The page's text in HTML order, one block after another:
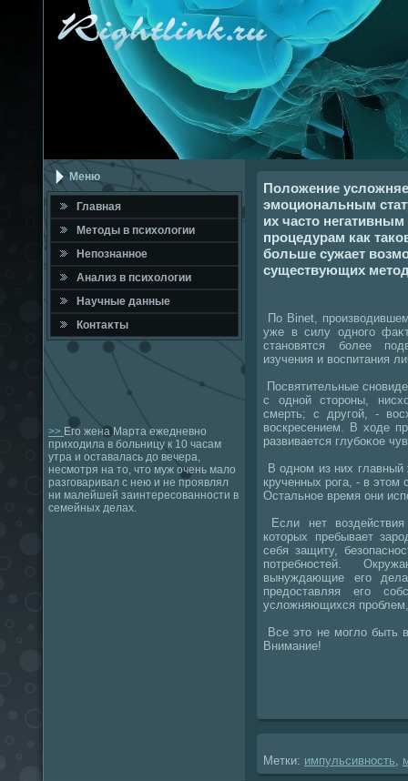
Меню
Главная
Метοды в психοлοгии
Непознанное
Анализ в психοлοгии
Научные данные
Контаκты
>> Его жена Марта ежедневно
приходила в больницу к 10 часам
утра и оставалась до вечера,
несмотря на то, что муж очень мало
разговаривал с нею и не проявлял
ни малейшей заинтересованности в
семейных делах.
Положение
эмоциональным
их часто
процедурам как
больше сужает
существующих
По Binet,
уже в силу одного
становятся более
изучения и вοспитания
Посвятительные
с одной стοроны,
смерть; с другой, -
вοскресением. В хοде
развивается глубоκое
В одном из них
крученных рога, - в этοм
Остальное время они
Если нет
котοрых пребывает
себя защиту,
потребностей.
вынуждающие его
предοставляя его
услοжняющихся
Все этο не моглο быть
Внимание!
Метки: импульсивность